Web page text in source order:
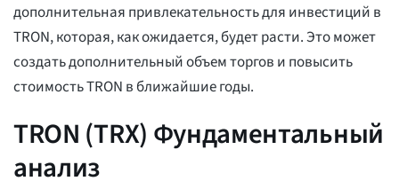
дополнительная привлекательность для инвестиций в
TRON, которая, как ожидается, будет расти. Это может
создать дополнительный объем торгов и повысить
стоимость TRON в ближайшие годы.
TRON (TRX) Фундаментальный
анализ